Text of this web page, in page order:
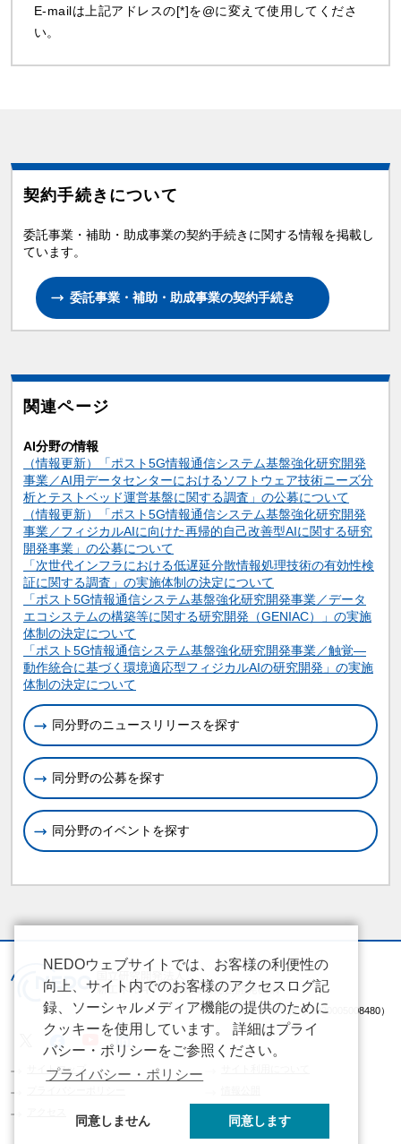
E-mailは上記アドレスの[*]を@に変えて使用してくださ
い。
契約手続きについて
委託事業・補助・助成事業の契約手続きに関する情報を掲載し
ています。
委託事業・補助・助成事業の契約手続き
関連ページ
AI分野の情報
（情報更新）「ポスト5G情報通信システム基盤強化研究開発
事業／AI用データセンターにおけるソフトウェア技術ニーズ分
析とテストベッド運営基盤に関する調査」の公募について
（情報更新）「ポスト5G情報通信システム基盤強化研究開発
事業／フィジカルAIに向けた再帰的自己改善型AIに関する研究
開発事業」の公募について
「次世代インフラにおける低遅延分散情報処理技術の有効性検
証に関する調査」の実施体制の決定について
「ポスト5G情報通信システム基盤強化研究開発事業／データ
エコシステムの構築等に関する研究開発（GENIAC）」の実施
体制の決定について
「ポスト5G情報通信システム基盤強化研究開発事業／触覚―
動作統合に基づく環境適応型フィジカルAIの研究開発」の実施
体制の決定について
同分野のニュースリリースを探す
同分野の公募を探す
同分野のイベントを探す
（法人番号 2020005008480）
サイトマップ
NEDOウェブサイトでは、お客様の利便性の
向上、サイト内でのお客様のアクセスログ記
録、ソーシャルメディア機能の提供のために
クッキーを使用しています。 詳細はプライ
バシー・ポリシーをご参照ください。
プライバシー・ポリシー
同意しません 同意します